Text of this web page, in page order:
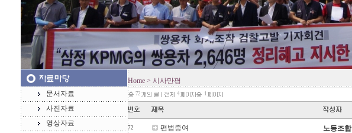
문서자료
사진자료
영상자료
Home > 시사만평
72 4 1
72 편법증여 노동조합